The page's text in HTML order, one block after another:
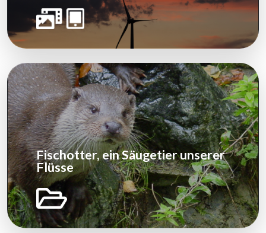
Fischotter, ein Säugetier unserer
Flüsse